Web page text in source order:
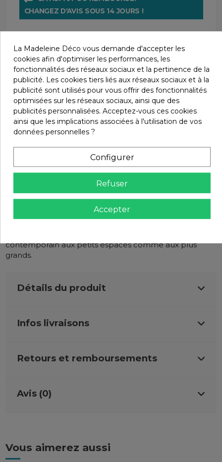
CHANGEZ D'AVIS SOUS 14 JOURS !
Description
Son assise pivotante de 50cm de profondeur invite à de
mémorables moments de détente.
Pendant que le jeu de coordination saisissant entre le
tissu et les couleurs tisse une ambiance feutrée dans
vos espaces de vie.
contemporain aux petits espaces comme aux plus
grands.
Détails du produit
Infos livraisons
Retours et remboursements
Avis (0)
Vous aimerez aussi
La Madeleine Déco vous demande d'accepter les
cookies afin d'optimiser les performances, les
fonctionnalités des réseaux sociaux et la pertinence de la
publicité. Les cookies tiers liés aux réseaux sociaux et à la
publicité sont utilisés pour vous offrir des fonctionnalités
optimisées sur les réseaux sociaux, ainsi que des
publicités personnalisées. Acceptez-vous ces cookies
ainsi que les implications associées à l'utilisation de vos
données personnelles ?
Configurer
Refuser
Accepter